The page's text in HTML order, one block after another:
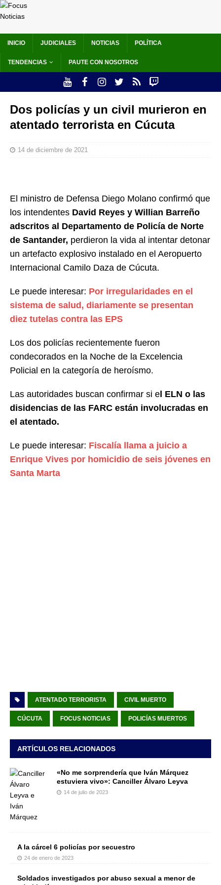
INICIO JUDICIALES NOTICIAS POLÍTICA
TENDENCIAS PAUTE CON NOSOTROS
Dos policías y un civil murieron en
atentado terrorista en Cúcuta
14 de diciembre de 2021
El ministro de Defensa Diego Molano confirmó que
los intendentes David Reyes y Willian Barreño
adscritos al Departamento de Policía de Norte
de Santander, perdieron la vida al intentar detonar
un artefacto explosivo instalado en el Aeropuerto
Internacional Camilo Daza de Cúcuta.
Le puede interesar: Por irregularidades en el
sistema de salud, diariamente se presentan
diez tutelas contra las EPS
Los dos policías recientemente fueron
condecorados en la Noche de la Excelencia
Policial en la categoría de heroísmo.
Las autoridades buscan confirmar si e l ELN o las
disidencias de las FARC están involucradas en
el atentado.
Le puede interesar: Fiscalía llama a juicio a
Enrique Vives por homicidio de seis jóvenes en
Santa Marta
ATENTADO TERRORISTA CIVIL MUERTO
CÚCUTA FOCUS NOTICIAS POLICÍAS MUERTOS
ARTÍCULOS RELACIONADOS
«No me sorprendería que Iván Márquez
estuviera vivo»: Canciller Álvaro Leyva
14 de julio de 2023
A la cárcel 6 policías por secuestro
24 de enero de 2023
Soldados investigados por abuso sexual a menor de